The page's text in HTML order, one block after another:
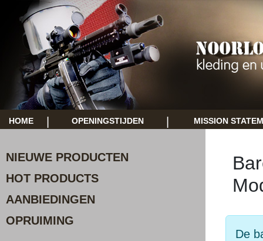
HOME OPENINGSTIJDEN MISSION
NIEUWE PRODUCTEN
HOT PRODUCTS
AANBIEDINGEN
OPRUIMING
De